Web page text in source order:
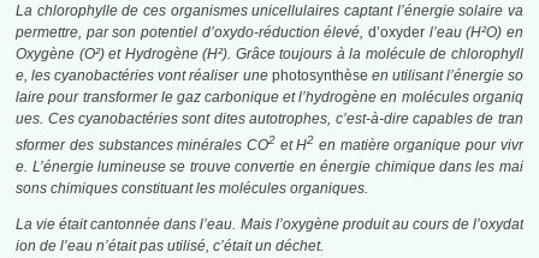
La chlorophylle de ces organismes unicellulaires captant l’énergie solaire va
permettre, par son potentiel d’oxydo-réduction élevé, d’oxyderl’eau (H²O) en
Oxygène (O²) et Hydrogène (H²). Grâce toujours à la molécule de chlorophyll
e, les cyanobactéries vont réaliser une photosynthèse en utilisant l’énergie so
laire pour transformer le gaz carbonique et l’hydrogène en molécules organiq
ues. Ces cyanobactéries sont dites autotrophes, c’est-à-dire capables de tran
sformer des substances minérales CO2 et H2 en matière organique pour vivr
e. L’énergie lumineuse se trouve convertie en énergie chimique dans les mai
sons chimiques constituant les molécules organiques.
La vie était cantonnée dans l’eau. Mais l’oxygène produit au cours de l’oxydat
ion de l’eau n’était pas utilisé, c’était un déchet.